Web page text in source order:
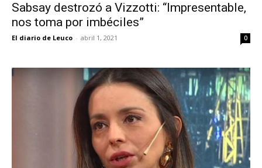
Sabsay destrozó a Vizzotti: “Impresentable,
nos toma por imbéciles”
El diario de Leuco - abril 1, 2021 0